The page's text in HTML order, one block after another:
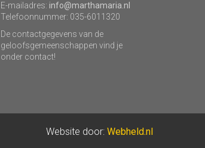
E-mailadres: info@marthamaria.nl
Telefoonnummer: 035-6011320
De contactgegevens van de
geloofsgemeenschappen vind je
onder contact!
Website door: Webheld.nl